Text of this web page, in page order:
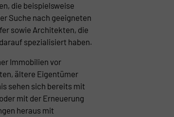
die beispielsweise
Suche nach geeigneten
sowie Architekten, die
spezialisiert haben.
Immobilien vor
ältere Eigentümer
sehen sich bereits mit
mit der Erneuerung
heraus mit